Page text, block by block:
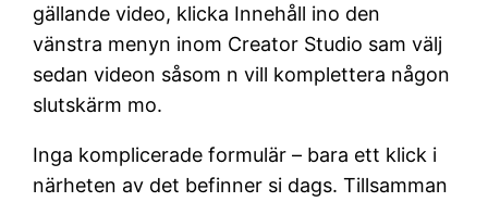
gällande video, klicka Innehåll ino den
vänstra menyn inom Creator Studio sam välj
sedan videon såsom n vill komplettera någon
slutskärm mo.
Inga komplicerade formulär – bara ett klick i
närheten av det befinner si dags. Tillsamman